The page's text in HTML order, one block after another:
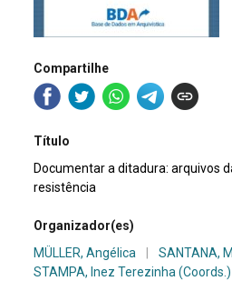
Compartilhe
Título
Documentar a ditadura: arquivos
resistência
Organizador(es)
MÜLLER, Angélica
SANTANA,
STAMPA, Inez Terezinha (Coords.)